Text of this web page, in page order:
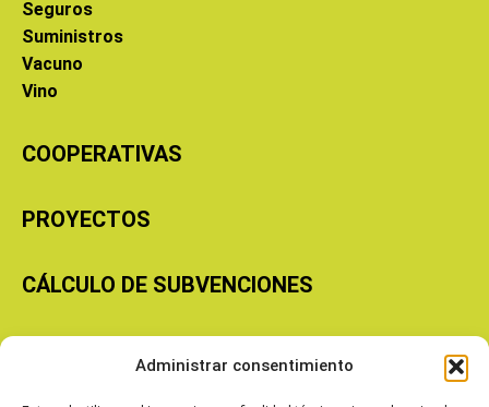
Administrar consentimiento
Seguros
Suministros
Vacuno
Vino
COOPERATIVAS
PROYECTOS
CÁLCULO DE SUBVENCIONES